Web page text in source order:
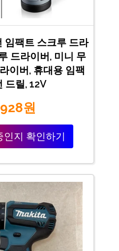
임팩트 스크루 드라
드라이버, 미니 무
이버, 휴대용 임팩
드릴, 12V
원
인지 확인하기